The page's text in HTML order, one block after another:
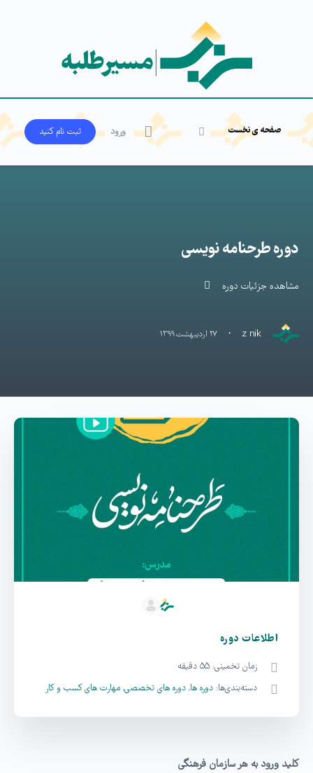
صفحه ی نخست ورود ثبت‌ نام کنید
دوره طرحنامه نویسی
مشاهده جزئیات دوره
z nik
· ۲۷ اردیبهشت ۱۳۹۹
کلید ورود به هر سازمان فرهنگی
اطلاعات دوره
زمان تخمینی: ۵۵ دقیقه
دسته‌بندی‌ها: دوره ها, دوره های تخصصی, مهارت های کسب و کار